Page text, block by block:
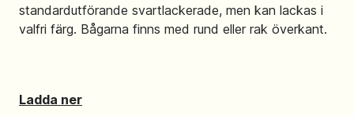
standardutförande svartlackerade, men kan lackas i
valfri färg. Bågarna finns med rund eller rak överkant.
Ladda ner